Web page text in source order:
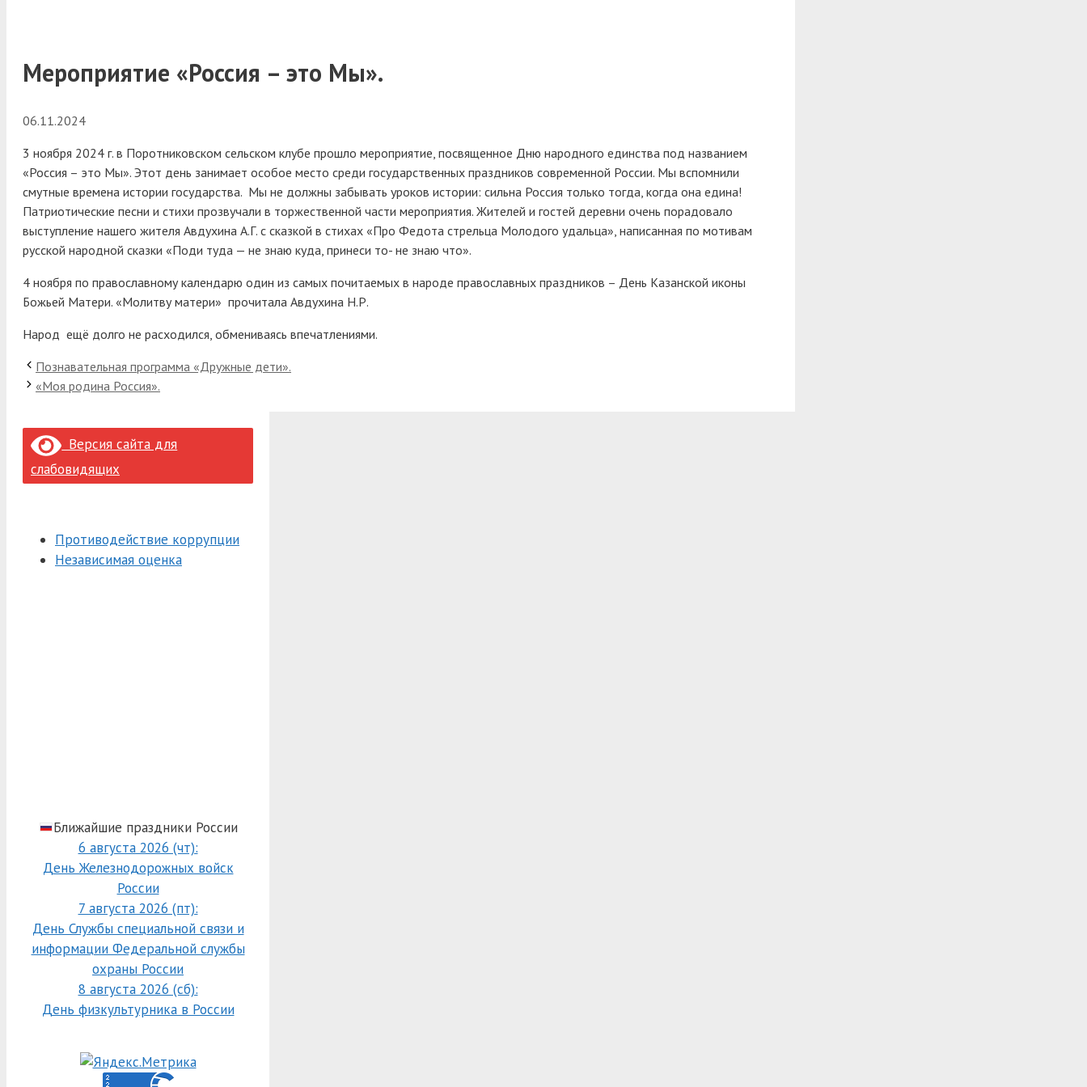
Мероприятие «Россия – это Мы».
06.11.2024
3 ноября 2024 г. в Поротниковском сельском клубе прошло мероприятие, посвященное Дню народного единства под названием
«Россия – это Мы». Этот день занимает особое место среди государственных праздников современной России. Мы вспомнили
смутные времена истории государства. Мы не должны забывать уроков истории: сильна Россия только тогда, когда она едина!
Патриотические песни и стихи прозвучали в торжественной части мероприятия. Жителей и гостей деревни очень порадовало
выступление нашего жителя Авдухина А.Г. с сказкой в стихах «Про Федота стрельца Молодого удальца», написанная по мотивам
русской народной сказки «Поди туда — не знаю куда, принеси то- не знаю что».
4 ноября по православному календарю один из самых почитаемых в народе православных праздников – День Казанской иконы
Божьей Матери. «Молитву матери» прочитала Авдухина Н.Р.
Народ ещё долго не расходился, обмениваясь впечатлениями.
Познавательная программа «Дружные дети».
«Моя родина Россия».
Версия сайта для
слабовидящих
Противодействие коррупции
Независимая оценка
Ближайшие праздники России
6 августа 2026 (чт):
День Железнодорожных войск
России
7 августа 2026 (пт):
День Службы специальной связи и
информации Федеральной службы
охраны России
8 августа 2026 (сб):
День физкультурника в России